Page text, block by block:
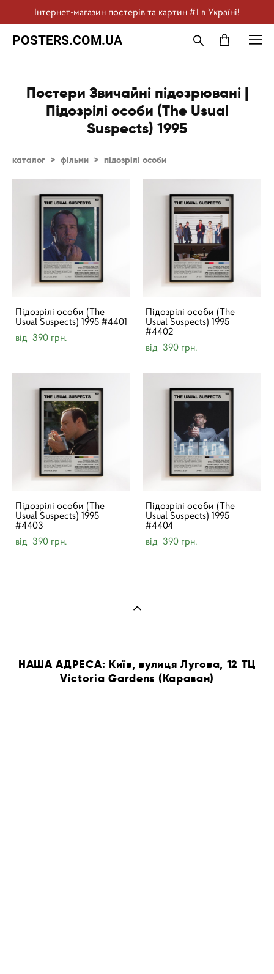
Інтернет-магазин постерів та картин #1 в Україні!
POSTERS.COM.UA
Постери Звичайні підозрювані |
Підозрілі особи (The Usual
Suspects) 1995
каталог > фільми > підозрілі особи
Підозрілі особи (The
Usual Suspects) 1995 #4401
від 390 грн.
Підозрілі особи (The
Usual Suspects) 1995
#4402
від 390 грн.
Підозрілі особи (The
Usual Suspects) 1995
#4403
від 390 грн.
Підозрілі особи (The
Usual Suspects) 1995
#4404
від 390 грн.
НАША АДРЕСА: Київ, вулиця Лугова, 12 ТЦ
Victoria Gardens (Караван)